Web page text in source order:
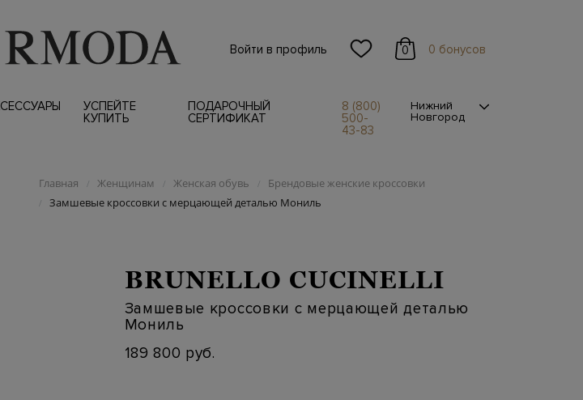
Войти в профиль 0 0 бонусов
УСПЕЙТЕ
КУПИТЬ
ПОДАРОЧНЫЙ
СЕРТИФИКАТ
8 (800)
500-
43-83
Нижний
Новгород
Главная / Женщинам / Женская обувь / Брендовые женские кроссовки
/ Замшевые кроссовки с мерцающей деталью Мониль
BRUNELLO CUCINELLI
Замшевые кроссовки с мерцающей деталью
Мониль
189 800 руб.